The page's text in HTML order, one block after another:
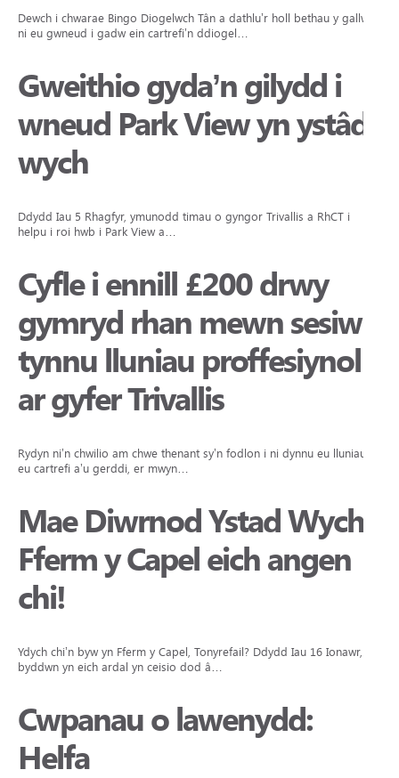
Dewch i chwarae Bingo Diogelwch Tân a dathlu’r holl bethau y gallwn
ni eu gwneud i gadw ein cartrefi’n ddiogel…
Gweithio gyda’n gilydd i
wneud Park View yn ystâd
wych
Ddydd Iau 5 Rhagfyr, ymunodd timau o gyngor Trivallis a RhCT i
helpu i roi hwb i Park View a…
Cyfle i ennill £200 drwy
gymryd rhan mewn sesiwn
tynnu lluniau proffesiynol
ar gyfer Trivallis
Rydyn ni’n chwilio am chwe thenant sy’n fodlon i ni dynnu eu lluniau yn
eu cartrefi a’u gerddi, er mwyn…
Mae Diwrnod Ystad Wych
Fferm y Capel eich angen
chi!
Ydych chi’n byw yn Fferm y Capel, Tonyrefail? Ddydd Iau 16 Ionawr,
byddwn yn eich ardal yn ceisio dod â…
Cwpanau o lawenydd:
Helfa